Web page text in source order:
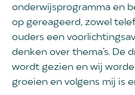
onderwijsprogramma en
op gereageerd, zowel
ouders een
denken over thema’s. De
wordt gezien en wij
groeien en volgens mij is